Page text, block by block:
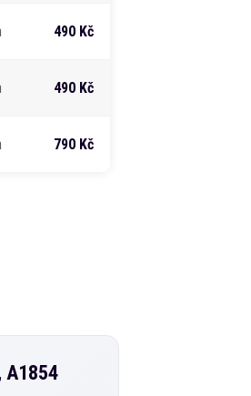
490 Kč
490 Kč
790 Kč
A1854